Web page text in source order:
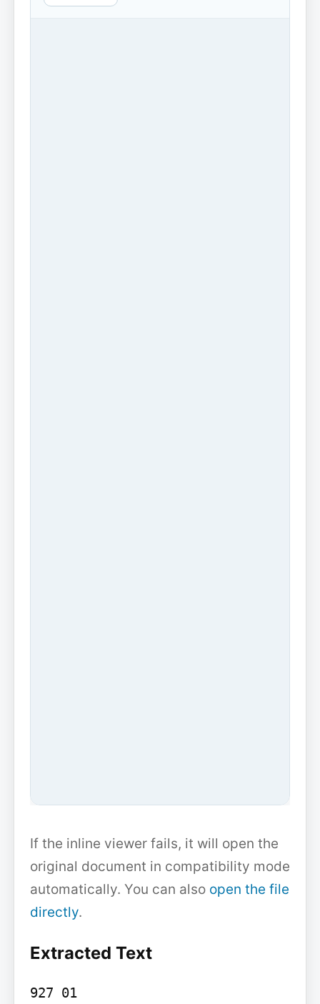
If the inline viewer fails, it will open the
original document in compatibility mode
automatically. You can also open the file
directly.
Extracted Text
927 01